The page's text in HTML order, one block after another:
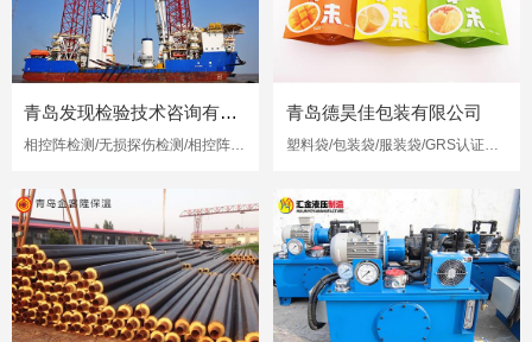
青岛发现检验技术咨询有限公司
相控阵检测/无损探伤检测/相控阵超声检测
青岛德昊佳包装有限公司
塑料袋/包装袋/服装袋/GRS认证再生塑料袋